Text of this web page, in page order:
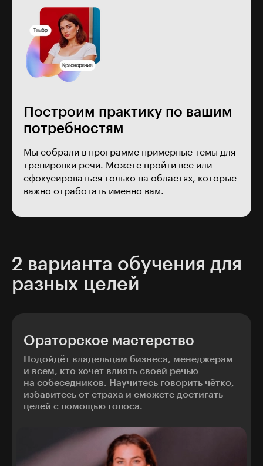
Построим практику по вашим
потребностям
Мы собрали в программе примерные темы для
тренировки речи. Можете пройти все или
сфокусироваться только на областях, которые
важно отработать именно вам.
2 варианта обучения для
разных целей
Ораторское мастерство
Подойдёт владельцам бизнеса, менеджерам
и всем, кто хочет влиять своей речью
на собеседников. Научитесь говорить чётко,
избавитесь от страха и сможете достигать
целей с помощью голоса.